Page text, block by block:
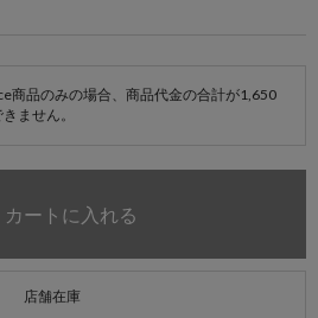
商品のみの場合、商品代金の合計が1,650
ません。
店舗在庫